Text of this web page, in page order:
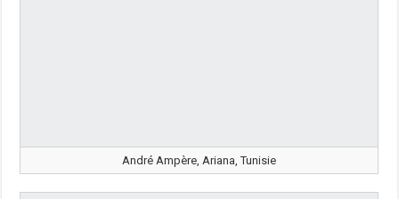
André Ampère, Ariana, Tunisie